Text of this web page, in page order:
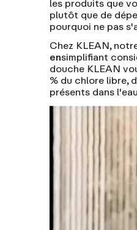
les produits que
plutôt que de
pourquoi ne pas
Chez KLEAN,
ensimplifiant
douche KLEAN
% du chlore libre,
présents dans